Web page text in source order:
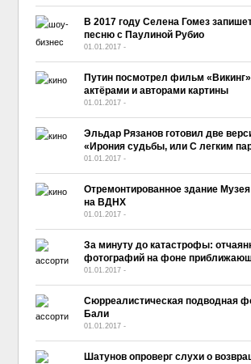
В 2017 году Селена Гомез
песню с Паулиной Рубио
01.01.2017 -
Путин посмотрел фильм
актёрами и авторами картины
01.01.2017 -
Эльдар Рязанов готовил две
«Ирония судьбы, или С легким
01.01.2017 -
Отремонтированное здание Музея
на ВДНХ
01.01.2017 -
За минуту до катастрофы:
фотографий на фоне
01.01.2017 -
Сюрреалистическая подводная
Бали
01.01.2017 -
Шатунов опроверг слухи о